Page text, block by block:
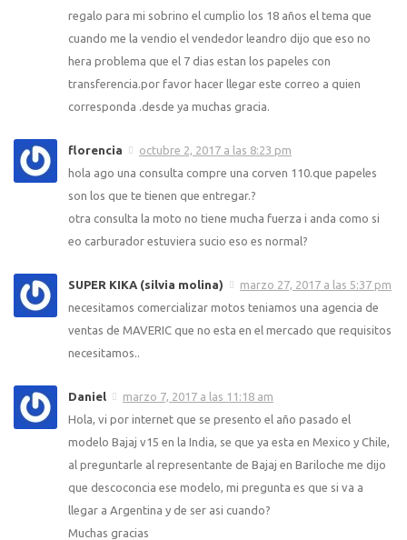
regalo para mi sobrino el cumplio los 18 años el tema que
cuando me la vendio el vendedor leandro dijo que eso no
hera problema que el 7 dias estan los papeles con
transferencia.por favor hacer llegar este correo a quien
corresponda .desde ya muchas gracia.
florencia
octubre 2, 2017 a las 8:23 pm
hola ago una consulta compre una corven 110.que papeles
son los que te tienen que entregar.?
otra consulta la moto no tiene mucha fuerza i anda como si
eo carburador estuviera sucio eso es normal?
SUPER KIKA (silvia molina)
marzo 27, 2017 a las 5:37 pm
necesitamos comercializar motos teniamos una agencia de
ventas de MAVERIC que no esta en el mercado que requisitos
necesitamos..
Daniel
marzo 7, 2017 a las 11:18 am
Hola, vi por internet que se presento el año pasado el
modelo Bajaj v15 en la India, se que ya esta en Mexico y Chile,
al preguntarle al representante de Bajaj en Bariloche me dijo
que descoconcia ese modelo, mi pregunta es que si va a
llegar a Argentina y de ser asi cuando?
Muchas gracias